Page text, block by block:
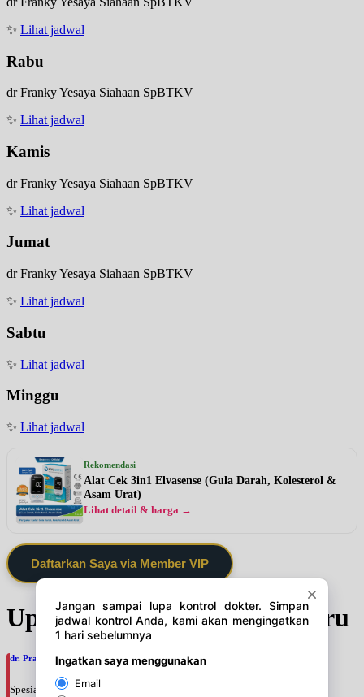
✨ Lihat jadwal
Rabu
dr Franky Yesaya Siahaan SpBTKV
✨ Lihat jadwal
Kamis
dr Franky Yesaya Siahaan SpBTKV
✨ Lihat jadwal
Jumat
dr Franky Yesaya Siahaan SpBTKV
✨ Lihat jadwal
Sabtu
✨ Lihat jadwal
Minggu
✨ Lihat jadwal
Rekomendasi
Alat Cek 3in1 Elvasense (Gula Darah, Kolesterol &
Asam Urat)
Lihat detail & harga →
Daftarkan Saya via Member VIP
Update Jadwal Dokter terbaru
dr. Prajnia Paramitha Narendraswari, SpA
Spesialis: Anak